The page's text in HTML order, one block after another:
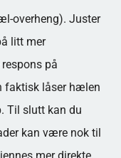
overheng). Juster
litt mer
på
faktisk låser hælen
Til slutt kan du
kan være nok til